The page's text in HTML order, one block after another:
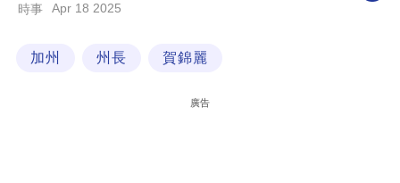
科
時事 Apr 18 2025
加州 州長 賀錦麗
廣告